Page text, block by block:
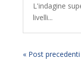
L'indagine
livelli...
« Post precedenti